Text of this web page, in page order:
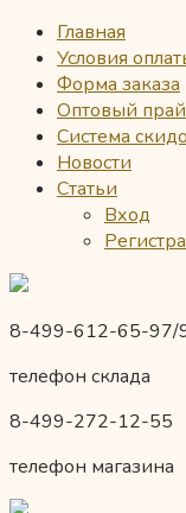
Главная
Условия
Форма заказа
Оптовый
Система
Новости
Статьи
Вход
8-499-612-65-97/
телефон склада
8-499-272-12-55
телефон магазина